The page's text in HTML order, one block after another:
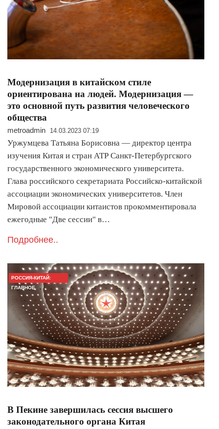
Модернизация в китайском стиле
ориентирована на людей. Модернизация —
это основной путь развития человеческого
общества
metroadmin 14.03.2023 07:19
Уржумцева Татьяна Борисовна — директор центра
изучения Китая и стран АТР Санкт-Петербургского
государственного экономического университета.
Глава российского секретариата Российско-китайской
ассоциации экономических университетов. Член
Мировой ассоциации китаистов прокомментировала
ежегодные "Две сессии" в…
Подробнее..
РОССИЯ-КИТАЙ:
ГЛАВНОЕ
В Пекине завершилась сессия высшего
законодательного органа Китая